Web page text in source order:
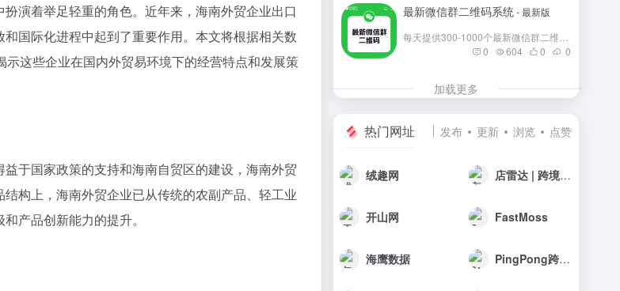
演着举足轻重的角色。近年来，海南外贸企业出口
国际化进程中起到了重要作用。本文将根据相关数
这些企业在国内外贸易环境下的经营特点和发展策
于国家政策的支持和海南自贸区的建设，海南外贸
构上，海南外贸企业已从传统的农副产品、轻工业
产品创新能力的提升。
最新微信群二维码系统- 最新版
0
604 0 0
加载更多
热门网址 发布 更新 浏览 点赞
绒趣网 店雷达 | 跨境选品工具
开山网 FastMoss
海鹰数据 PingPong跨境收款